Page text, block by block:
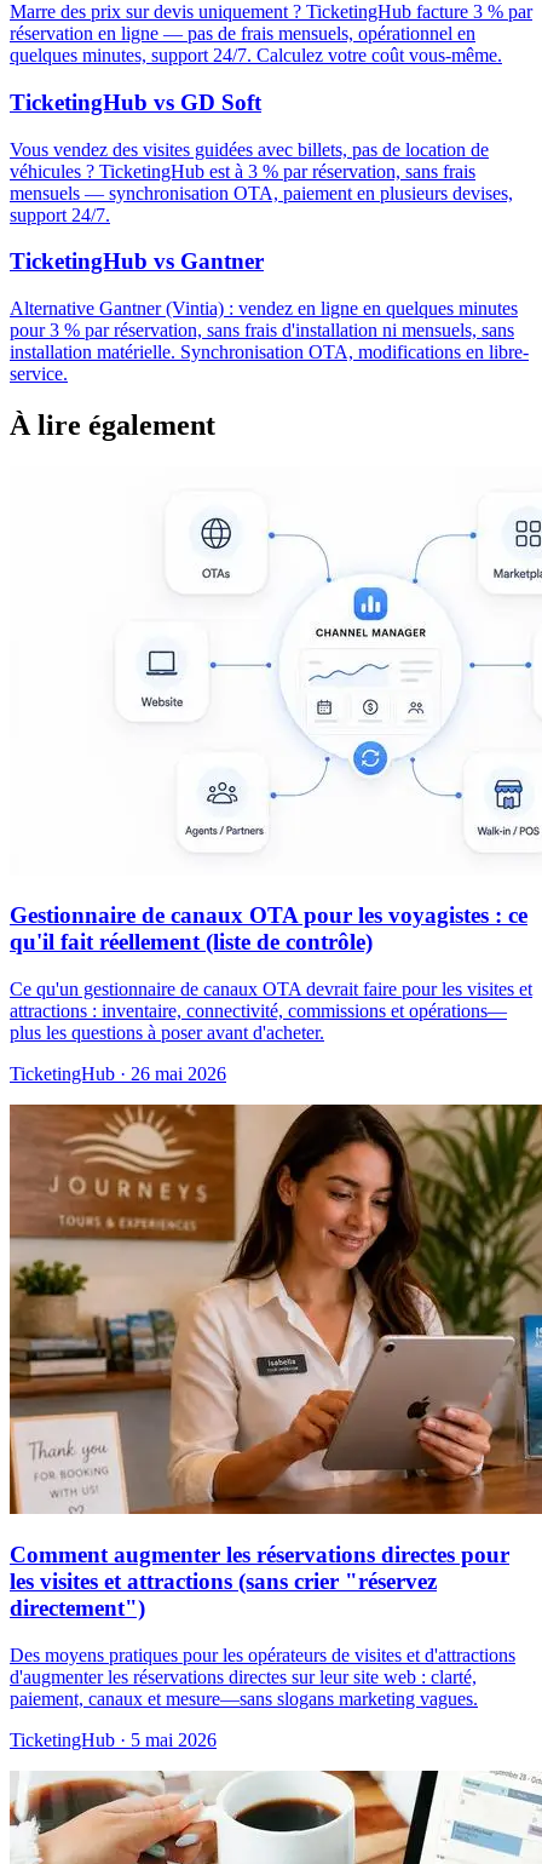
Marre des prix sur devis uniquement ? TicketingHub facture 3 % par
réservation en ligne — pas de frais mensuels, opérationnel en
quelques minutes, support 24/7. Calculez votre coût vous-même.
TicketingHub vs GD Soft
Vous vendez des visites guidées avec billets, pas de location de
véhicules ? TicketingHub est à 3 % par réservation, sans frais
mensuels — synchronisation OTA, paiement en plusieurs devises,
support 24/7.
TicketingHub vs Gantner
Alternative Gantner (Vintia) : vendez en ligne en quelques minutes
pour 3 % par réservation, sans frais d'installation ni mensuels, sans
installation matérielle. Synchronisation OTA, modifications en libre-
service.
À lire également
Gestionnaire de canaux OTA pour les voyagistes : ce
qu'il fait réellement (liste de contrôle)
Ce qu'un gestionnaire de canaux OTA devrait faire pour les visites et
attractions : inventaire, connectivité, commissions et opérations—
plus les questions à poser avant d'acheter.
TicketingHub · 26 mai 2026
Comment augmenter les réservations directes pour
les visites et attractions (sans crier "réservez
directement")
Des moyens pratiques pour les opérateurs de visites et d'attractions
d'augmenter les réservations directes sur leur site web : clarté,
paiement, canaux et mesure—sans slogans marketing vagues.
TicketingHub · 5 mai 2026